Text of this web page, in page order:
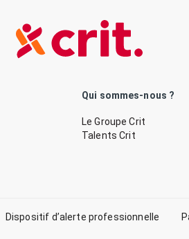
Qui sommes-nous ?
Le Groupe Crit
Talents Crit
Dispositif d’alerte professionnelle